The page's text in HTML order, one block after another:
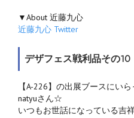
▼About 近藤九心
近藤九心 Twitter
デザフェス戦利品その
【A-226】の出展ブースにい
natyuさん☆
いつもお世話になっている吉